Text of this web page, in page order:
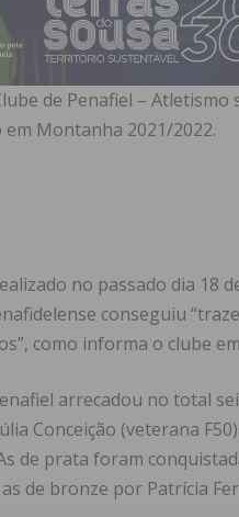
de Penafiel –
Montanha 2021/2022.
no passado dia 18
conseguiu
como informa o clube
arrecadou no total
Conceição (veterana
de prata foram
de bronze por Patrícia